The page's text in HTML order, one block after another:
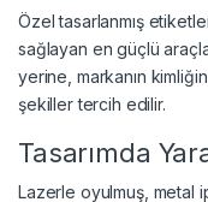
Özel tasarlanmış
sağlayan en güçlü
yerine, markanın
şekiller tercih edilir.
Tasarımda
Lazerle oyulmuş, metal